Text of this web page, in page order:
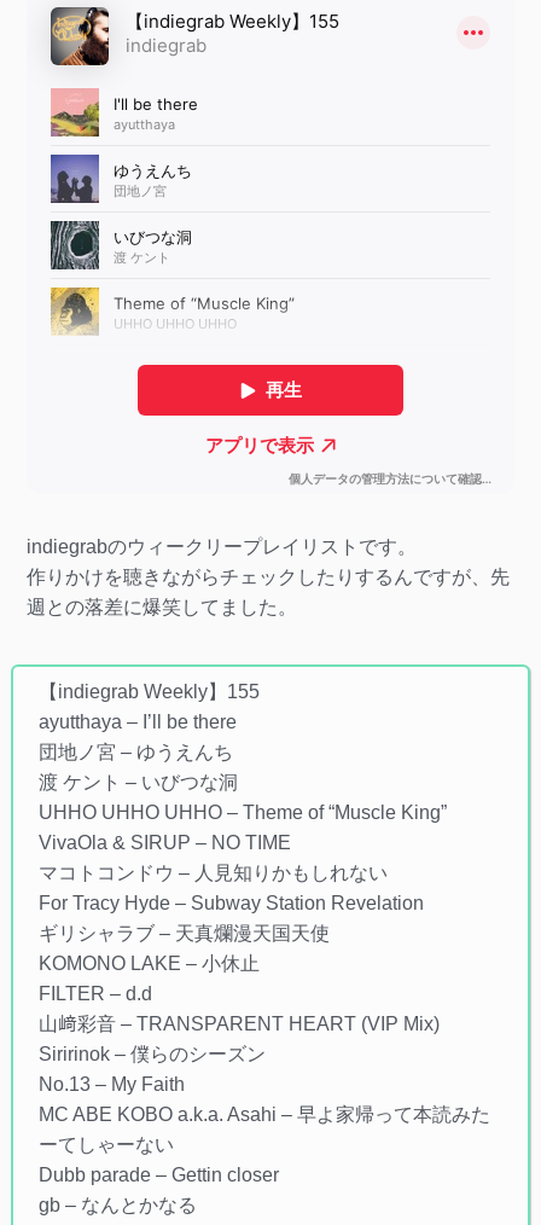
indiegrabのウィークリープレイリストです。
作りかけを聴きながらチェックしたりするんですが、先
週との落差に爆笑してました。
【indiegrab Weekly】155
ayutthaya – I’ll be there
団地ノ宮 – ゆうえんち
渡 ケント – いびつな洞
UHHO UHHO UHHO – Theme of “Muscle King”
VivaOla & SIRUP – NO TIME
マコトコンドウ – 人見知りかもしれない
For Tracy Hyde – Subway Station Revelation
ギリシャラブ – 天真爛漫天国天使
KOMONO LAKE – 小休止
FILTER – d.d
山﨑彩音 – TRANSPARENT HEART (VIP Mix)
Siririnok – 僕らのシーズン
No.13 – My Faith
MC ABE KOBO a.k.a. Asahi – 早よ家帰って本読みた
ーてしゃーない
Dubb parade – Gettin closer
gb – なんとかなる